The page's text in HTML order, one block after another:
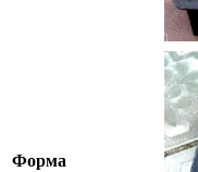
Форма